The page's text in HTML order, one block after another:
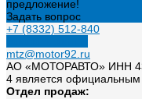
предложение!
Задать вопрос
+7 (8332) 512-840
mtz@motor92.ru
АО «МОТОРАВТО» ИНН
4 является официальным
Отдел продаж: